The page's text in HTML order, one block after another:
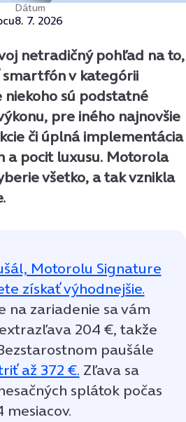
Dátum
8. 7. 2026
netradičný pohľad na to,
v kategórii
sú podstatné
pre iného najnovšie
či úplná implementácia
a pocit luxusu. Motorola
všetko, a tak vznikla
Motorolu Signature
získať výhodnejšie.
na zariadenie sa vám
204 €, takže
paušále
až 372 €. Zľava sa
splátok počas
mesiacov.